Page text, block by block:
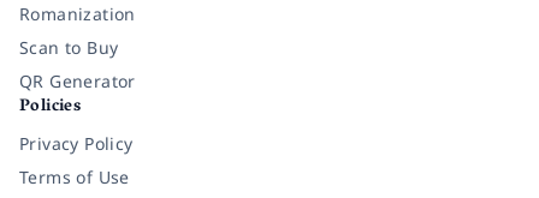
Romanization
Scan to Buy
QR Generator
Policies
Privacy Policy
Terms of Use